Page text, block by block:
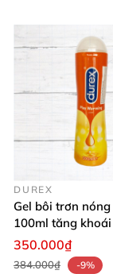
DUREX
Gel bôi trơn
100ml tăng khoái
mà
350.000₫
384.000₫
-9%